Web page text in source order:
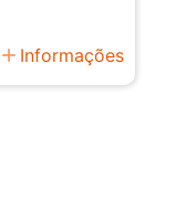
add Informações